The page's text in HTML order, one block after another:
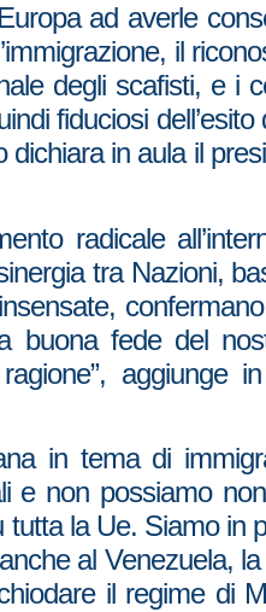
ad averle
il
degli scafisti, e i
fiduciosi
in aula il
radicale
tra Nazioni,
buona fede del
aggiunge
in tema di
e non possiamo
la Ue. Siamo in
al Venezuela,
il regime di